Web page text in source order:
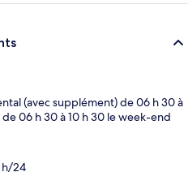
(avec supplément) de 06 h 30 à
06 h 30 à 10 h 30 le week-end
h/24